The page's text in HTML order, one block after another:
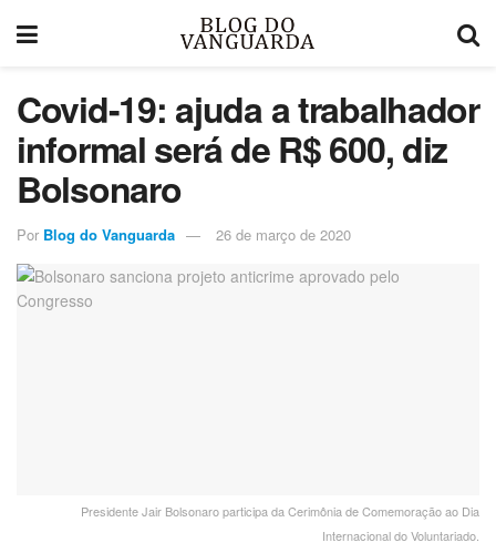
Covid-19: ajuda a trabalhador
informal será de R$ 600, diz
Bolsonaro
Por Blog do Vanguarda 26 de março de 2020
Presidente Jair Bolsonaro participa da Cerimônia de Comemoração ao Dia
Internacional do Voluntariado.